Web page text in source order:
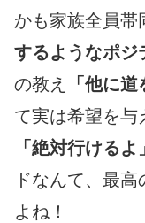
かも家族全員帯
するようなポジ
の教え
「他に道
て実は希望を与
「絶対行けるよ」
ドなんて、最
よね！